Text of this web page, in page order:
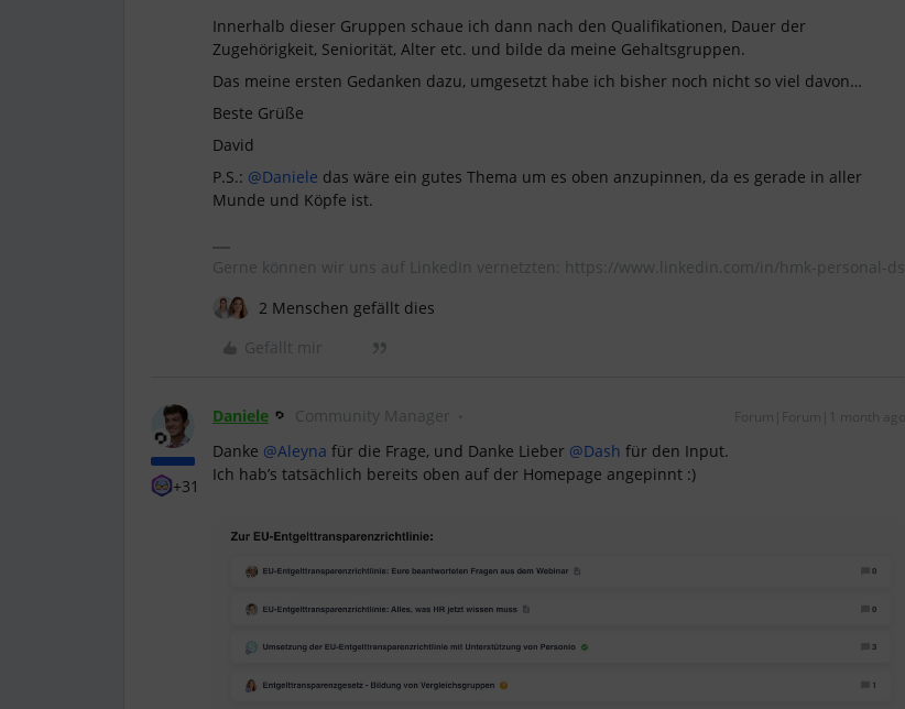
Innerhalb dieser Gruppen schaue ich dann nach den Qualifikationen, Dauer der
Zugehörigkeit, Seniorität, Alter etc. und bilde da meine Gehaltsgruppen.
Das meine ersten Gedanken dazu, umgesetzt habe ich bisher noch nicht so viel davon…
Beste Grüße
David
P.S.: ​ @Daniele das wäre ein gutes Thema um es oben anzupinnen, da es gerade in aller
Munde und Köpfe ist.
Gerne können wir uns auf LinkedIn vernetzten: https://www.linkedin.com/in/hmk-personal-ds
2 Menschen gefällt dies
Gefällt mir
+31
Daniele Community Manager Forum|Forum|1 month ago
Danke ​ @Aleyna für die Frage, und Danke Lieber ​ @Dash für den Input.
Ich hab’s tatsächlich bereits oben auf der Homepage angepinnt :)